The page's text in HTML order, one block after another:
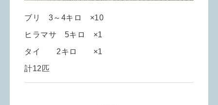
ブリ 3～4キロ ×10
ヒラマサ 5キロ ×1
タイ 2キロ ×1
計12匹